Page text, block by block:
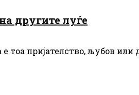
другите луѓе
тоа пријателство, љубов